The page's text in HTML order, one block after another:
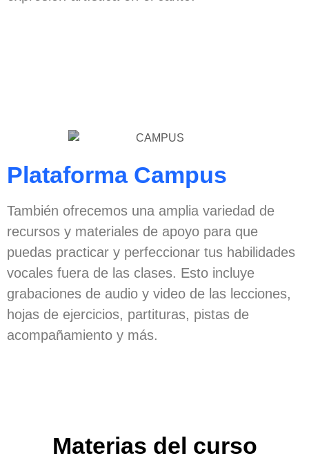
Plataforma Campus
También ofrecemos una amplia variedad de
recursos y materiales de apoyo para que
puedas practicar y perfeccionar tus habilidades
vocales fuera de las clases. Esto incluye
grabaciones de audio y video de las lecciones,
hojas de ejercicios, partituras, pistas de
acompañamiento y más.
Materias del curso